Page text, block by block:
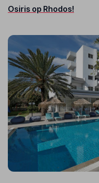
Osiris op Rhodos!